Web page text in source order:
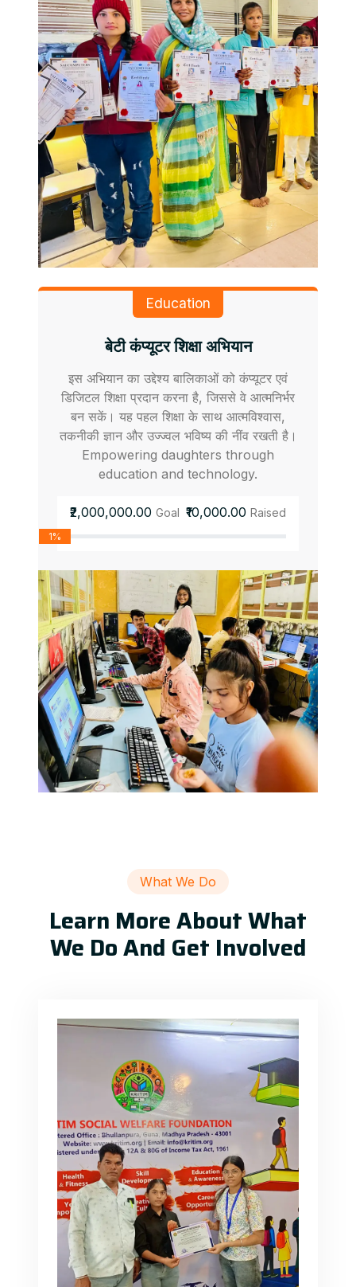
Education
बेटी कंप्यूटर शिक्षा अभियान
इस अभियान का उद्देश्य बालिकाओं को कंप्यूटर एवं
डिजिटल शिक्षा प्रदान करना है, जिससे वे आत्मनिर्भर
बन सकें। यह पहल शिक्षा के साथ आत्मविश्वास,
तकनीकी ज्ञान और उज्ज्वल भविष्य की नींव रखती है।
Empowering daughters through
education and technology.
₹2,000,000.00 Goal ₹10,000.00 Raised
1%
What We Do
Learn More About What
We Do And Get Involved